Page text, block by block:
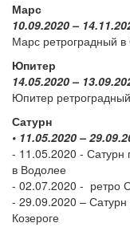
Марс
10.09.2020 –
Марс ретроградный
Юпитер
14.05.2020 –
Юпитер
Сатурн
• 11.05.2020 –
- 11.05.2020 - Сатурн
в Водолее
- 02.07.2020 - ретро
- 29.09.2020 –
Козероге